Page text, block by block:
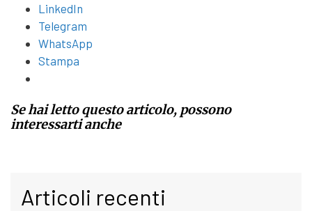
LinkedIn
Telegram
WhatsApp
Stampa
Se hai letto questo articolo, possono
interessarti anche
Articoli recenti